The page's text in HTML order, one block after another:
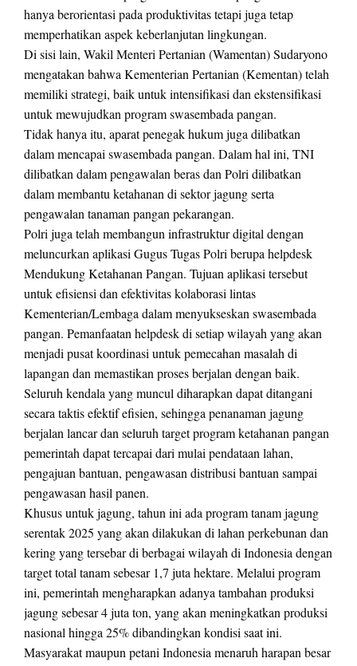
hanya berorientasi pada produktivitas tetapi juga tetap
memperhatikan aspek keberlanjutan lingkungan.
Di sisi lain, Wakil Menteri Pertanian (Wamentan) Sudaryono
mengatakan bahwa Kementerian Pertanian (Kementan) telah
memiliki strategi, baik untuk intensifikasi dan ekstensifikasi
untuk mewujudkan program swasembada pangan.
Tidak hanya itu, aparat penegak hukum juga dilibatkan
dalam mencapai swasembada pangan. Dalam hal ini, TNI
dilibatkan dalam pengawalan beras dan Polri dilibatkan
dalam membantu ketahanan di sektor jagung serta
pengawalan tanaman pangan pekarangan.
Polri juga telah membangun infrastruktur digital dengan
meluncurkan aplikasi Gugus Tugas Polri berupa helpdesk
Mendukung Ketahanan Pangan. Tujuan aplikasi tersebut
untuk efisiensi dan efektivitas kolaborasi lintas
Kementerian/Lembaga dalam menyukseskan swasembada
pangan. Pemanfaatan helpdesk di setiap wilayah yang akan
menjadi pusat koordinasi untuk pemecahan masalah di
lapangan dan memastikan proses berjalan dengan baik.
Seluruh kendala yang muncul diharapkan dapat ditangani
secara taktis efektif efisien, sehingga penanaman jagung
berjalan lancar dan seluruh target program ketahanan pangan
pemerintah dapat tercapai dari mulai pendataan lahan,
pengajuan bantuan, pengawasan distribusi bantuan sampai
pengawasan hasil panen.
Khusus untuk jagung, tahun ini ada program tanam jagung
serentak 2025 yang akan dilakukan di lahan perkebunan dan
kering yang tersebar di berbagai wilayah di Indonesia dengan
target total tanam sebesar 1,7 juta hektare. Melalui program
ini, pemerintah mengharapkan adanya tambahan produksi
jagung sebesar 4 juta ton, yang akan meningkatkan produksi
nasional hingga 25% dibandingkan kondisi saat ini.
Masyarakat maupun petani Indonesia menaruh harapan besar